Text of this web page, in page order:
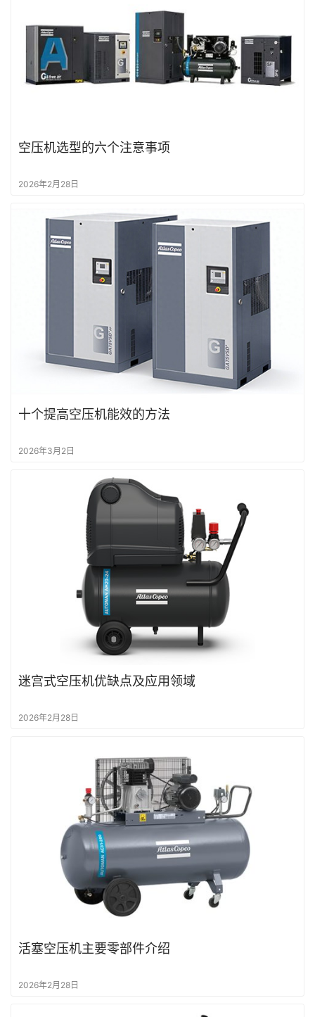
空压机选型的六个注意事项
2026年2月28日
十个提高空压机能效的方法
2026年3月2日
迷宫式空压机优缺点及应用领域
2026年2月28日
活塞空压机主要零部件介绍
2026年2月28日